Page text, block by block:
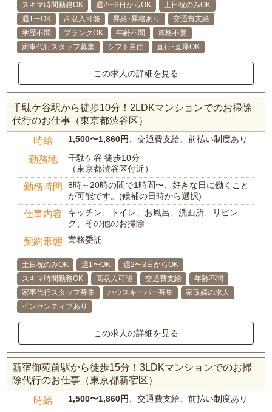
スキマ時間勤務OK 週2〜3日からOK
土日祝のみOK
週1〜OK
高収入可能 昇給･昇格あり
交通費支給
学歴不問
ブランクOK 年齢不問
資格不要
家事代行スタッフ募集
シフト自由 直行･直帰OK
この求人の詳細を見る
千駄ケ谷駅から徒歩10分！2LDKマンションでのお掃除
代行のお仕事（東京都渋谷区）
時給 1,500〜1,860円、交通費支給、前払い制度あり
勤務地
千駄ケ谷 徒歩10分
（東京都渋谷区付近）
勤務時間
8時～20時の間で1時間〜、好きな日に働くこと
が可能です。(候補の日時から選択)
仕事内容
キッチン、トイレ、お風呂、洗面所、リビン
グ、その他のお掃除
契約形態 業務委託
土日祝のみOK 週1〜OK
週2〜3日からOK
スキマ時間勤務OK
高収入可能 交通費支給
年齢不問
家事代行スタッフ募集
ハウスキーパー募集
家政婦の求人
インセンティブあり
この求人の詳細を見る
新宿御苑前駅から徒歩15分！3LDKマンションでのお掃
除代行のお仕事（東京都新宿区）
時給 1,500〜1,860円、交通費支給、前払い制度あり